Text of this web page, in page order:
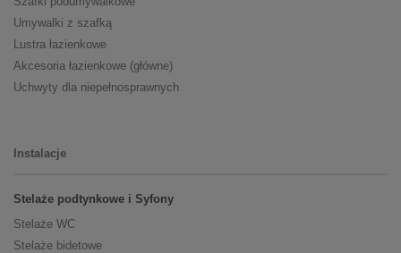
Umywalki z szafką
Lustra łazienkowe
Akcesoria łazienkowe (główne)
Uchwyty dla niepełnosprawnych
Instalacje
Stelaże podtynkowe i Syfony
Stelaże WC
Stelaże bidetowe